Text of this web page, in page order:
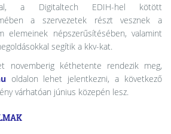
a Digitaltech EDIH-hel kötött
a szervezetek részt vesznek a
elemeinek népszerűsítésében, valamint
segítik a kkv-kat.
novemberig kéthetente rendezik meg,
oldalon lehet jelentkezni, a következő
várhatóan június közepén lesz.